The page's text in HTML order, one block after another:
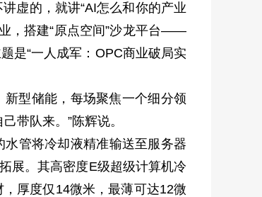
虚的，就讲“AI怎么和你的产业
，搭建“原点空间”沙龙平台——
是“一人成军：OPC商业破局实
型储能，每场聚焦一个细分领
带队来。”陈辉说。
管将冷却液精准输送至服务器
展。其高密度E级超级计算机冷
厚度仅14微米，最薄可达12微